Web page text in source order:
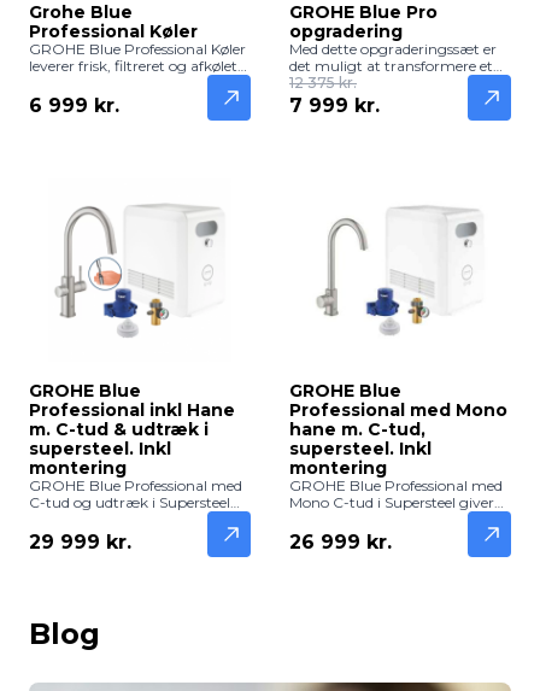
Grohe Blue
Professional Køler
GROHE Blue Professional Køler
leverer frisk, filtreret og afkølet
vand direkte fra vandanlægget.
Professionel og pålidelig løsning
til kontorer, caféer og moderne
6 999 kr.
GROHE Blue Pro
opgradering
Med dette opgraderingssæt er
det muligt at transformere et
eksisterende GROHE Blue
Home system til den kraftfulde
GROHE Blue Professional
vokset, eller hvor man ønsker
en mere driftssikker og
økonomisk løsning i hverdagen.
12 375 kr.
7 999 kr.
GROHE Blue
Professional inkl Hane
m. C-tud & udtræk i
supersteel. Inkl
montering
GROHE Blue Professional med
C-tud og udtræk i Supersteel
leverer frisk, filtreret og afkølet
vand direkte fra hanen.
Professionel løsning med
29 999 kr.
GROHE Blue
Professional med Mono
hane m. C-tud,
supersteel. Inkl
montering
GROHE Blue Professional med
Mono C-tud i Supersteel giver
frisk, filtreret og afkølet vand
direkte fra hanen. Professionel
løsning med eksklusivt design –
26 999 kr.
Blog